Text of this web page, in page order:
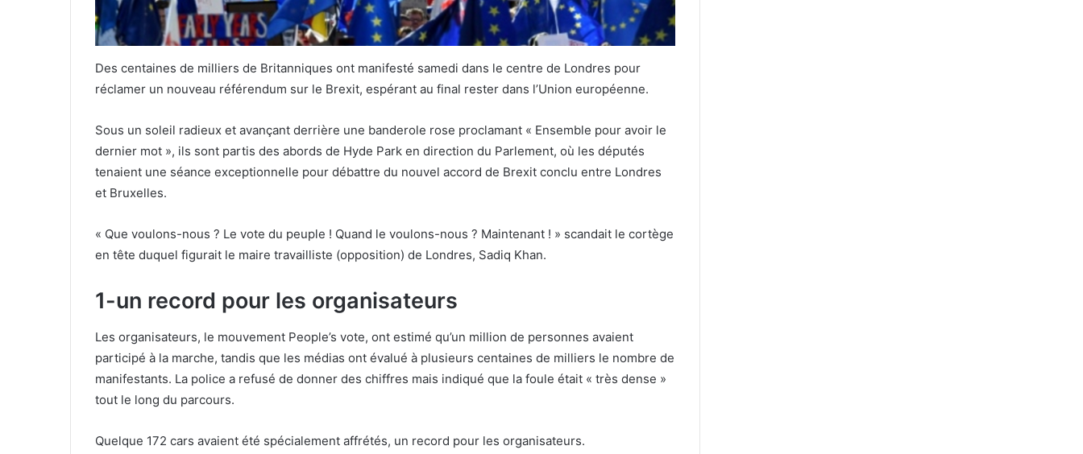
Des centaines de milliers de Britanniques ont manifesté samedi dans le centre de Londres pour
réclamer un nouveau référendum sur le Brexit, espérant au final rester dans l’Union européenne.
Sous un soleil radieux et avançant derrière une banderole rose proclamant « Ensemble pour avoir le
dernier mot », ils sont partis des abords de Hyde Park en direction du Parlement, où les députés
tenaient une séance exceptionnelle pour débattre du nouvel accord de Brexit conclu entre Londres
et Bruxelles.
« Que voulons-nous ? Le vote du peuple ! Quand le voulons-nous ? Maintenant ! » scandait le cortège
en tête duquel figurait le maire travailliste (opposition) de Londres, Sadiq Khan.
1-un record pour les organisateurs
Les organisateurs, le mouvement People’s vote, ont estimé qu’un million de personnes avaient
participé à la marche, tandis que les médias ont évalué à plusieurs centaines de milliers le nombre de
manifestants. La police a refusé de donner des chiffres mais indiqué que la foule était « très dense »
tout le long du parcours.
Quelque 172 cars avaient été spécialement affrétés, un record pour les organisateurs.